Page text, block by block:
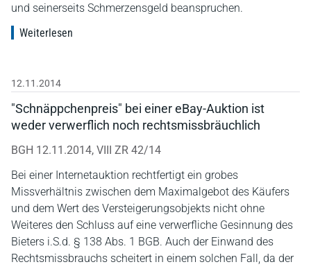
und seinerseits Schmerzensgeld beanspruchen.
Weiterlesen
12.11.2014
"Schnäppchenpreis" bei einer eBay-Auktion ist
weder verwerflich noch rechtsmissbräuchlich
BGH 12.11.2014, VIII ZR 42/14
Bei einer Internetauktion rechtfertigt ein grobes
Missverhältnis zwischen dem Maximalgebot des Käufers
und dem Wert des Versteigerungsobjekts nicht ohne
Weiteres den Schluss auf eine verwerfliche Gesinnung des
Bieters i.S.d. § 138 Abs. 1 BGB. Auch der Einwand des
Rechtsmissbrauchs scheitert in einem solchen Fall, da der